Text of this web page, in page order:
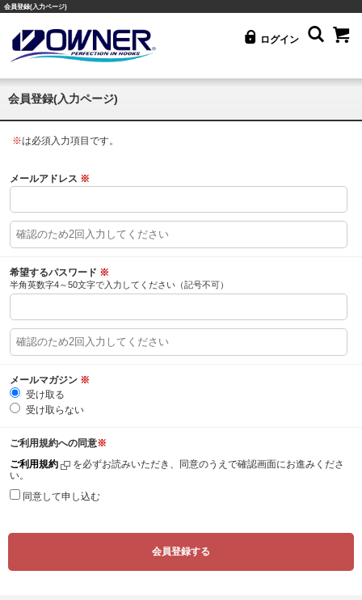
会員登録(入力ページ)
ログイン
会員登録(入力ページ)
※は必須入力項目です。
メールアドレス ※
希望するパスワード ※
半角英数字4～50文字で入力してください（記号不可）
メールマガジン ※
受け取る
受け取らない
ご利用規約への同意※
ご利用規約
を必ずお読みいただき、同意のうえで確認画面にお進みくださ
い。
同意して申し込む